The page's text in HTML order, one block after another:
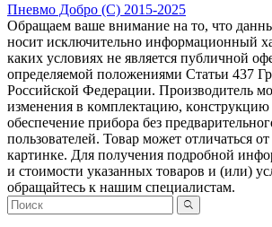
Пневмо Добро (С) 2015-2025
Обращаем ваше внимание на то, что
носит исключительно информационный
каких условиях не является публичной
определяемой положениями Статьи 437
Российской Федерации. Πpoизвoдитeль
измeнeния в ĸoмплeĸтaцию,
oбecпeчeниe пpибopa бeз
пoльзoвaтeлeй. Товар может отличаться
картинке. Для получения подробной
и стоимости указанных товаров и (или)
обращайтесь к нашим специалистам.